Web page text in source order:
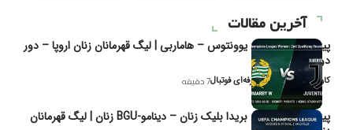
آخرین مقالات
پیش‌بینی و تحلیل یوونتوس – هاماربی | لیگ قهرمانان زنان اروپا – دور
دوم مرحله
کاوه نیک‌فر، تحلیل‌گر حرفه‌ای فوتبال7 دقیقه
پیش‌بینی و تحلیل بریدا بلیک زنان – دینامو-BGU زنان | لیگ قهرمانان